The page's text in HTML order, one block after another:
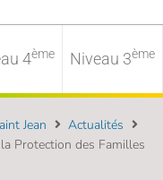
4ème Niveau 3ème
Jean
Actualités
Protection des Familles